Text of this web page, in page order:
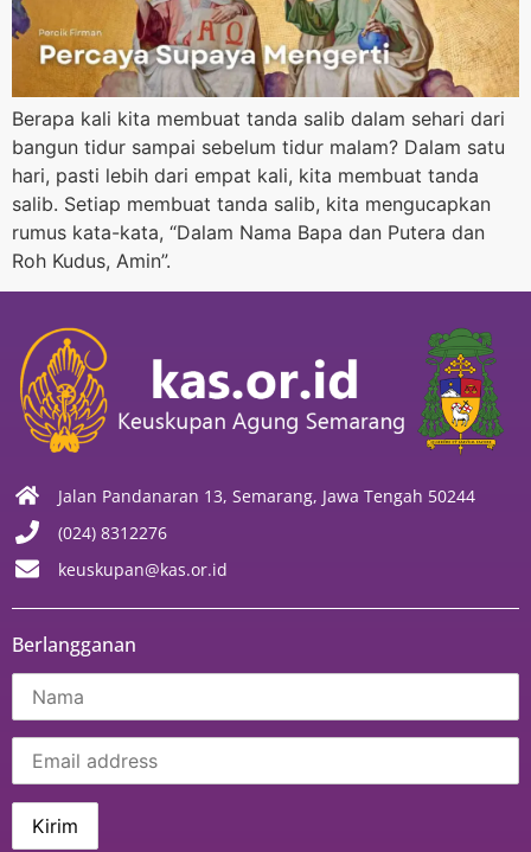
Berapa kali kita membuat tanda salib dalam sehari dari
bangun tidur sampai sebelum tidur malam? Dalam satu
hari, pasti lebih dari empat kali, kita membuat tanda
salib. Setiap membuat tanda salib, kita mengucapkan
rumus kata-kata, “Dalam Nama Bapa dan Putera dan
Roh Kudus, Amin”.
Jalan Pandanaran 13, Semarang, Jawa Tengah 50244
(024) 8312276
keuskupan@kas.or.id
Berlangganan